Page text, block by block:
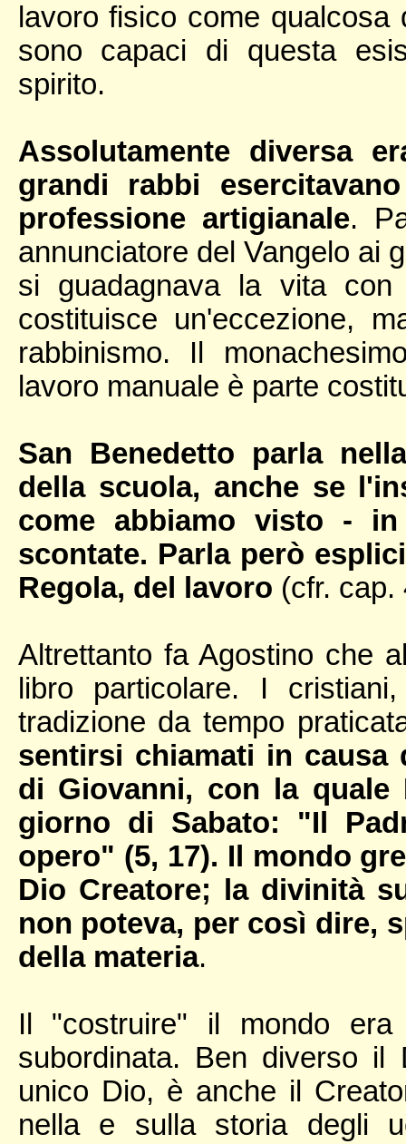
lavoro fisico come
sono capaci di questa
spirito.
Assolutamente diversa
grandi rabbi
professione artigianale.
annunciatore del Vangelo ai
si guadagnava la vita
costituisce un'eccezione,
rabbinismo. Il
lavoro manuale è parte
San Benedetto parla
della scuola, anche se
come abbiamo visto - in
scontate. Parla però
Regola, del lavoro (cfr. cap.
Altrettanto fa Agostino che
libro particolare. I
tradizione da tempo
sentirsi chiamati in causa
di Giovanni, con la
giorno di Sabato: "Il
opero" (5, 17). Il mondo
Dio Creatore; la divinità
non poteva, per così dire,
della materia.
Il "costruire" il mondo
subordinata. Ben diverso
unico Dio, è anche il
nella e sulla storia degli